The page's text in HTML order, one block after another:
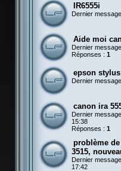
IR6555i
Dernier
Aide moi
Dernier
Réponses : 1
epson
Dernier
canon ira
Dernier
15:38
Réponses : 1
problème
3515,
Dernier
17:42